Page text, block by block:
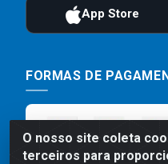
O nosso site coleta
terceiros para
FORMAS DE